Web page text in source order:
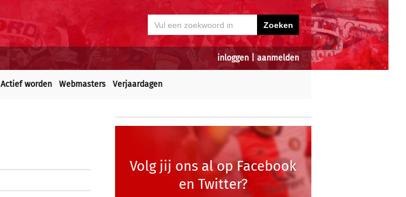
inloggen aanmelden
Actief worden Webmasters Verjaardagen
Volg jij ons al op Facebook
en Twitter?